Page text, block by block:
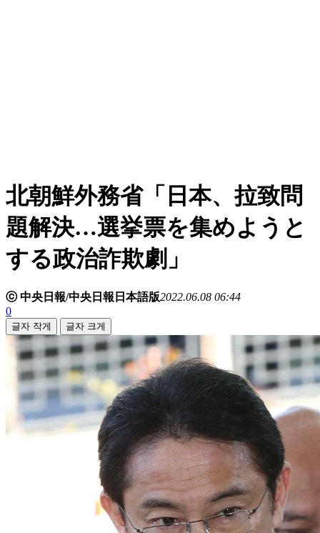
北朝鮮外務省「日本、拉致問
題解決…選挙票を集めようと
する政治詐欺劇」
ⓒ 中央日報/中央日報日本語版2022.06.08 06:44
0
글자 작게 글자 크게